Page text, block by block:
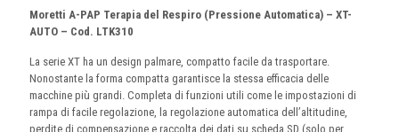
Moretti A-PAP Terapia del Respiro (Pressione Automatica) – XT-
AUTO – Cod. LTK310
La serie XT ha un design palmare, compatto facile da trasportare.
Nonostante la forma compatta garantisce la stessa efficacia delle
macchine più grandi. Completa di funzioni utili come le impostazioni di
rampa di facile regolazione, la regolazione automatica dell’altitudine,
perdite di compensazione e raccolta dei dati su scheda SD (solo per